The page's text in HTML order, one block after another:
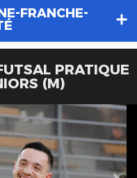
FRANCHE-
PRATIQUE
(M)